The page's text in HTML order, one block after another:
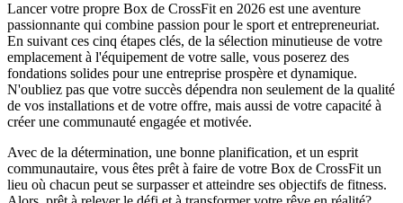
Lancer votre propre Box de CrossFit en 2026 est une aventure
passionnante qui combine passion pour le sport et entrepreneuriat.
En suivant ces cinq étapes clés, de la sélection minutieuse de votre
emplacement à l'équipement de votre salle, vous poserez des
fondations solides pour une entreprise prospère et dynamique.
N'oubliez pas que votre succès dépendra non seulement de la qualité
de vos installations et de votre offre, mais aussi de votre capacité à
créer une communauté engagée et motivée.
Avec de la détermination, une bonne planification, et un esprit
communautaire, vous êtes prêt à faire de votre Box de CrossFit un
lieu où chacun peut se surpasser et atteindre ses objectifs de fitness.